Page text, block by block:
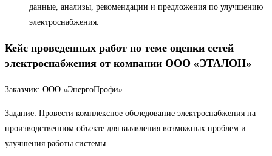
данные, анализы, рекомендации и предложения по улучшению
электроснабжения.
Кейс проведенных работ по теме оценки сетей
электроснабжения от компании ООО «ЭТАЛОН»
Заказчик: ООО «ЭнергоПрофи»
Задание: Провести комплексное обследование электроснабжения на
производственном объекте для выявления возможных проблем и
улучшения работы системы.